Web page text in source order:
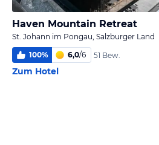
Haven Mountain Retreat
St. Johann im Pongau, Salzburger Land
100% 6,0/6 51 Bew.
Zum Hotel